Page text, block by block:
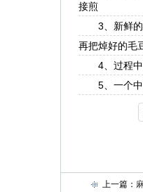
接煎
3、新鲜的
再把焯好的毛
4、过程中
5、一个中
上一篇：